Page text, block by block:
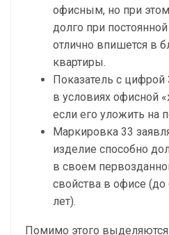
офисным, но при
долго при
отлично впишется в
квартиры.
Показатель с
в условиях офисной
если его уложить на
Маркировка 33
изделие способно
в своем
свойства в офисе (до
лет).
Помимо этого